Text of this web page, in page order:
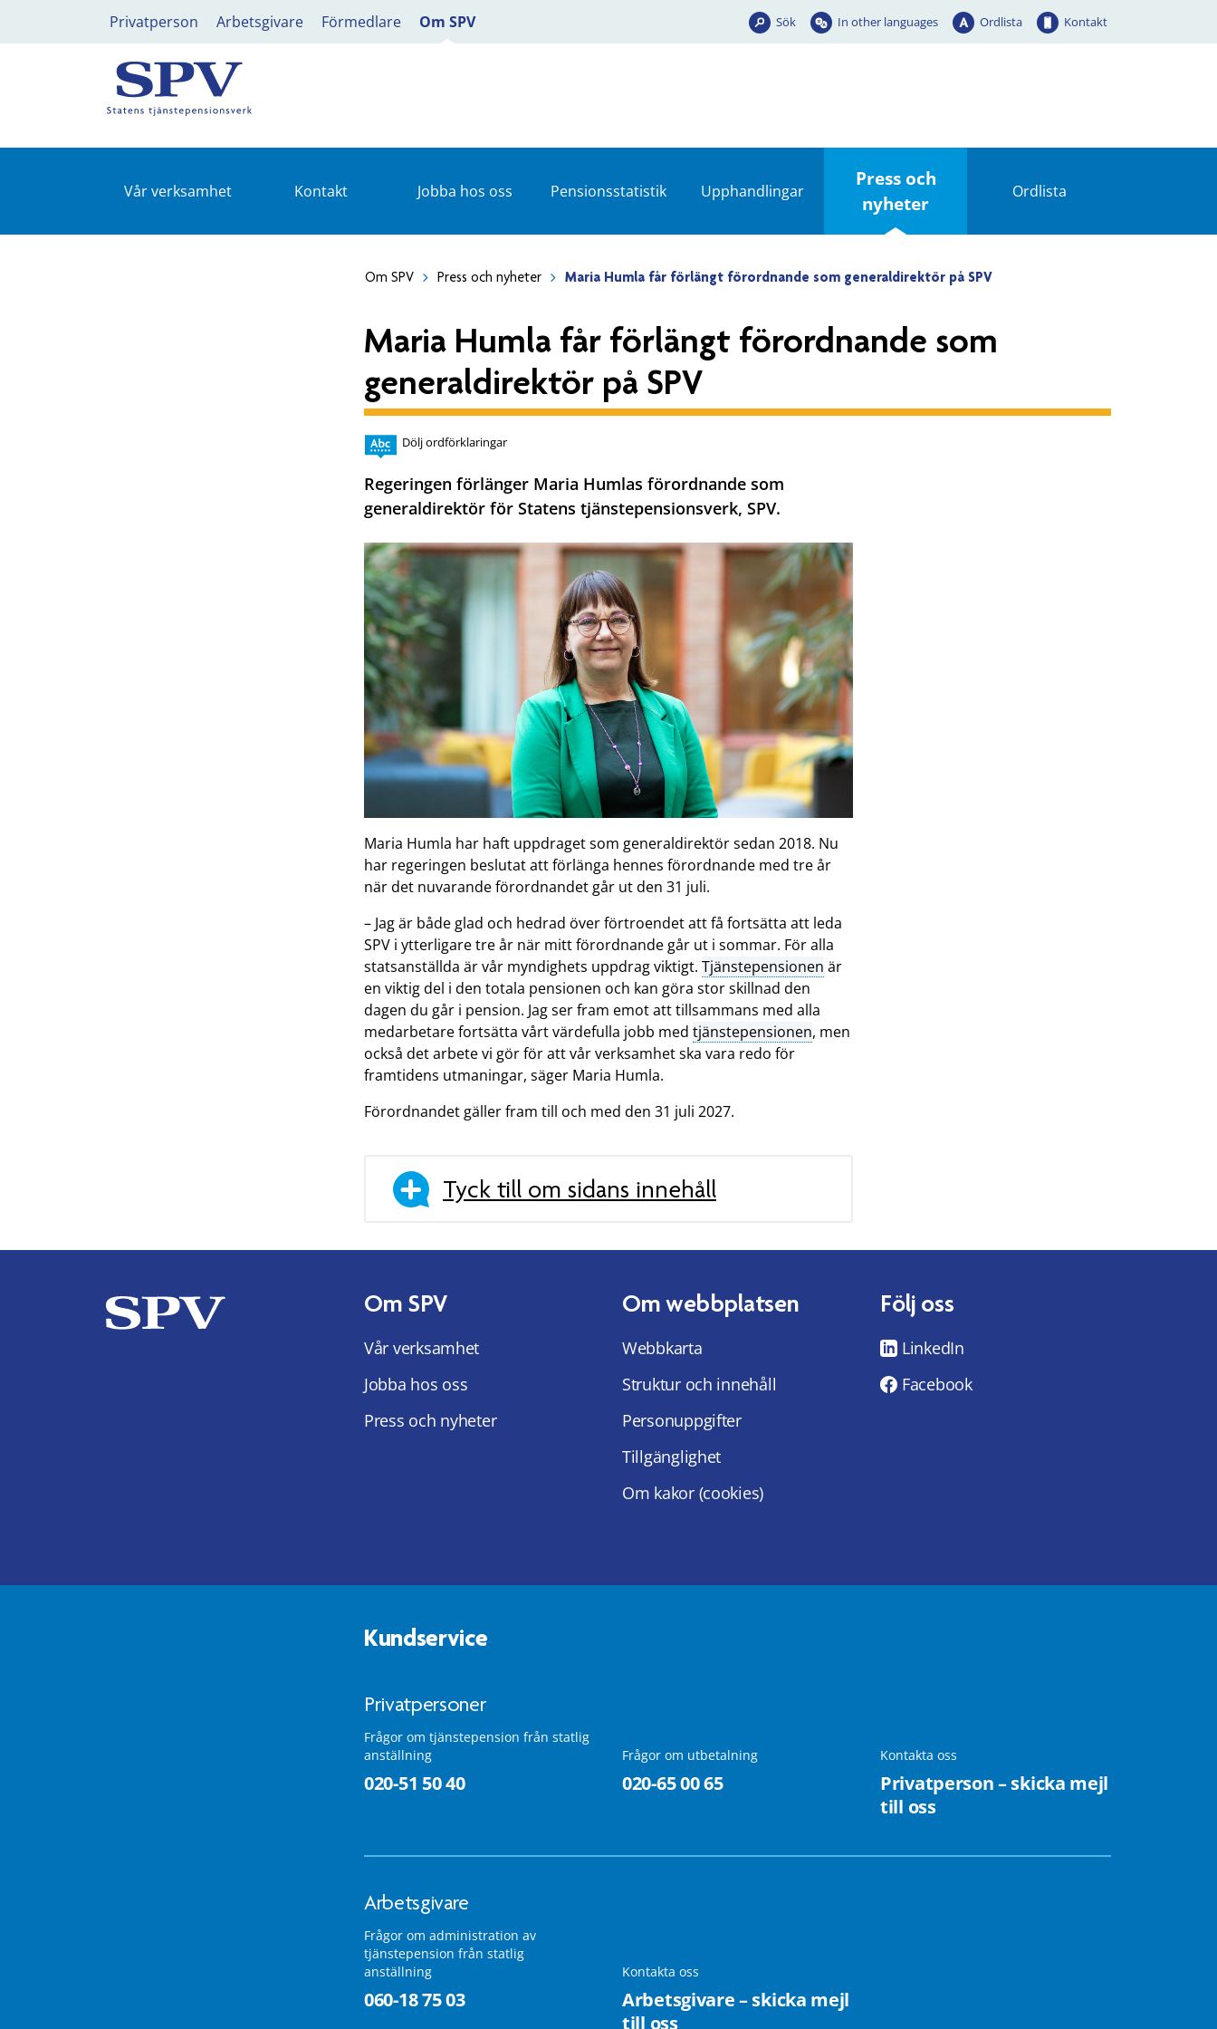
Privatperson Arbetsgivare Förmedlare Om SPV Sök In other languages Ordlista Kontakt
Vår verksamhet Kontakt Jobba hos oss Pensionsstatistik Upphandlingar
Press och
nyheter
Ordlista
Om SPV Press och nyheter Maria Humla får förlängt förordnande som generaldirektör på SPV
Maria Humla får förlängt förordnande som
generaldirektör på SPV
Dölj ordförklaringar
Regeringen förlänger Maria Humlas förordnande som
generaldirektör för Statens tjänstepensionsverk, SPV.
Maria Humla har haft uppdraget som generaldirektör sedan 2018. Nu
har regeringen beslutat att förlänga hennes förordnande med tre år
när det nuvarande förordnandet går ut den 31 juli.
– Jag är både glad och hedrad över förtroendet att få fortsätta att leda
SPV i ytterligare tre år när mitt förordnande går ut i sommar. För alla
statsanställda är vår myndighets uppdrag viktigt. Tjänstepensionen är
en viktig del i den totala pensionen och kan göra stor skillnad den
dagen du går i pension. Jag ser fram emot att tillsammans med alla
medarbetare fortsätta vårt värdefulla jobb med tjänstepensionen, men
också det arbete vi gör för att vår verksamhet ska vara redo för
framtidens utmaningar, säger Maria Humla.
Förordnandet gäller fram till och med den 31 juli 2027.
Tyck till om sidans innehåll
Om SPV
Vår verksamhet
Jobba hos oss
Press och nyheter
Om webbplatsen
Webbkarta
Struktur och innehåll
Personuppgifter
Tillgänglighet
Om kakor (cookies)
Följ oss
LinkedIn
Facebook
Kundservice
Privatpersoner
Frågor om tjänstepension från statlig
anställning
020-51 50 40
Frågor om utbetalning
020-65 00 65
Kontakta oss
Privatperson – skicka mejl
till oss
Arbetsgivare
Frågor om administration av
tjänstepension från statlig
anställning
060-18 75 03
Kontakta oss
Arbetsgivare – skicka mejl
till oss